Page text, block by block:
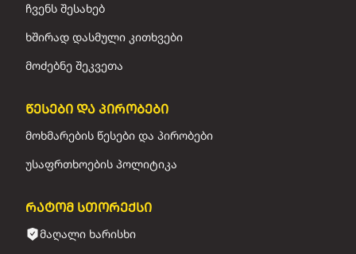
ჩვენს შესახებ
ხშირად დასმული კითხვები
მოძებნე შეკვეთა
წესები და პირობები
მოხმარების წესები და პირობები
უსაფრთხოების პოლიტიკა
რატომ სთორექსი
მაღალი ხარისხი